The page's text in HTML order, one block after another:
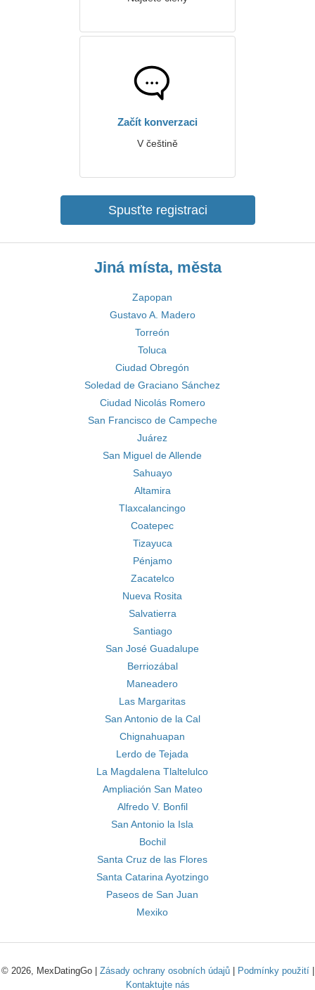
Začít konverzaci
V češtině
Spusťte registraci
Jiná místa, města
Zapopan
Gustavo A. Madero
Torreón
Toluca
Ciudad Obregón
Soledad de Graciano Sánchez
Ciudad Nicolás Romero
San Francisco de Campeche
Juárez
San Miguel de Allende
Sahuayo
Altamira
Tlaxcalancingo
Coatepec
Tizayuca
Pénjamo
Zacatelco
Nueva Rosita
Salvatierra
Santiago
San José Guadalupe
Berriozábal
Maneadero
Las Margaritas
San Antonio de la Cal
Chignahuapan
Lerdo de Tejada
La Magdalena Tlaltelulco
Ampliación San Mateo
Alfredo V. Bonfil
San Antonio la Isla
Bochil
Santa Cruz de las Flores
Santa Catarina Ayotzingo
Paseos de San Juan
Mexiko
© 2026, MexDatingGo | Zásady ochrany osobních údajů| Podmínky použití|
Kontaktujte nás